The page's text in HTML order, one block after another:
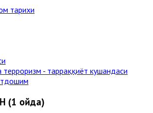
тарихи
терроризм - тарраққиёт кушандаси
(1 ойда)